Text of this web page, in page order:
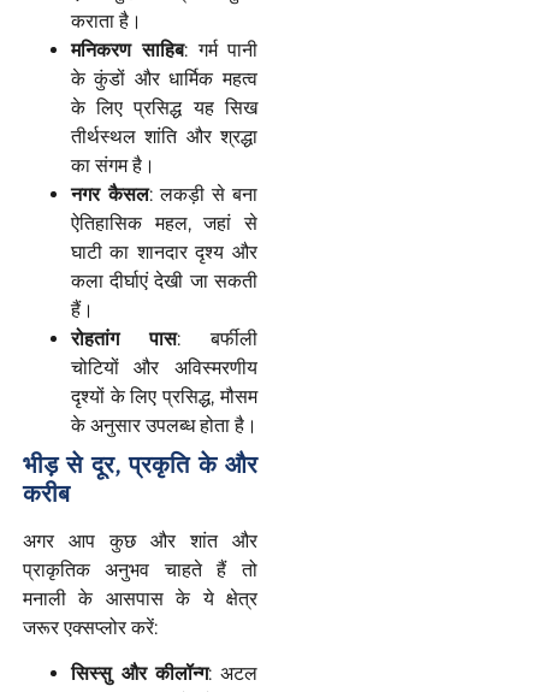
कराता है।
मनिकरण साहिब: गर्म पानी
के कुंडों और धार्मिक महत्व
के लिए प्रसिद्ध यह सिख
तीर्थस्थल शांति और श्रद्धा
का संगम है।
नगर कैसल: लकड़ी से बना
ऐतिहासिक महल, जहां से
घाटी का शानदार दृश्य और
कला दीर्घाएं देखी जा सकती
हैं।
रोहतांग
पास: बर्फीली
चोटियों और अविस्मरणीय
दृश्यों के लिए प्रसिद्ध, मौसम
के अनुसार उपलब्ध होता है।
भीड़ से दूर, प्रकृति के और
करीब
अगर आप कुछ और शांत और
प्राकृतिक अनुभव चाहते हैं तो
मनाली के आसपास के ये क्षेत्र
जरूर एक्सप्लोर करें:
सिस्सु और कीलॉन्ग: अटल